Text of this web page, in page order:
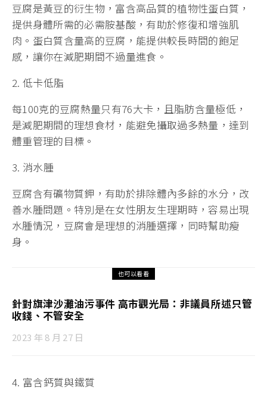
豆腐是黃豆的衍生物，富含高品質的植物性蛋白質，
提供身體所需的必需胺基酸，有助於修復和增強肌
肉。蛋白質含量高的豆腐，能提供較長時間的飽足
感，讓你在減肥期間不過量進食。
2. 低卡低脂
每100克的豆腐熱量只有76大卡，且脂肪含量極低，
是減肥期間的理想食材，能避免攝取過多熱量，達到
體重管理的目標。
3. 消水腫
豆腐含有礦物質鉀，有助於排除體內多餘的水分，改
善水腫問題。特別是在女性朋友生理期時，容易出現
水腫情況，豆腐會是理想的消腫選擇，同時幫助瘦
身。
也可以看看
針對旗津沙灘油污事件 高市觀光局：非議員所述只管
收錢、不管安全
2023 年 8 月 27 日
4. 富含鈣質與鐵質